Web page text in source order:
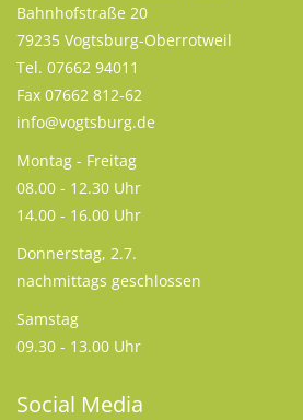
Bahnhofstraße 20
79235 Vogtsburg-Oberrotweil
Tel. 07662 94011
Fax 07662 812-62
info@vogtsburg.de
Montag - Freitag
08.00 - 12.30 Uhr
14.00 - 16.00 Uhr
Donnerstag, 2.7.
nachmittags geschlossen
Samstag
09.30 - 13.00 Uhr
Social Media